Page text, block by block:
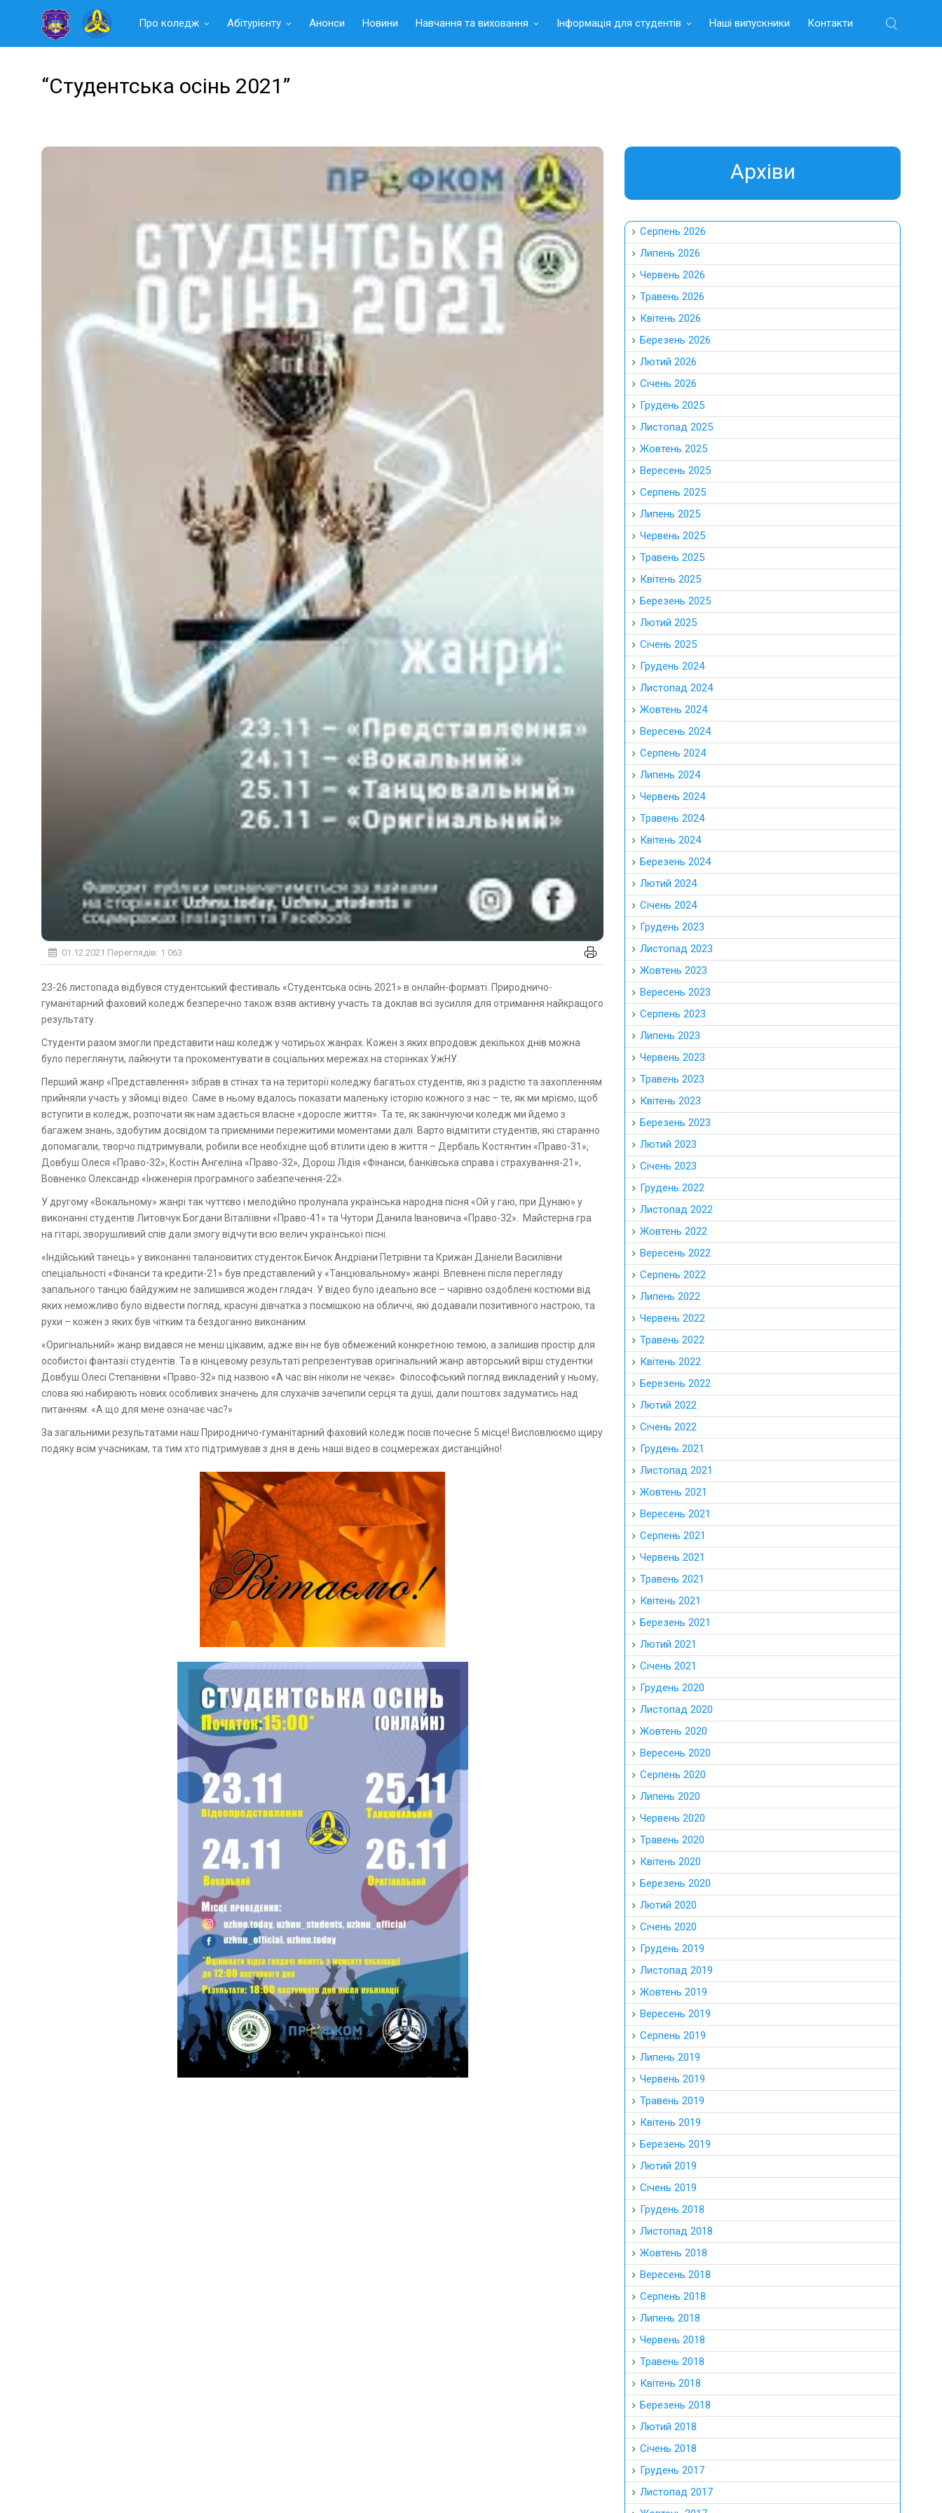
Читать
Про коледж Абітурієнту Анонси Новини Навчання та виховання Інформація для студентів Наші випускники Контакти
“Студентська осінь 2021”
01.12.2021 Переглядів: 1 063
23-26 листопада відбувся студентський фестиваль «Студентська осінь 2021» в онлайн-форматі. Природничо-
гуманітарний фаховий коледж безперечно також взяв активну участь та доклав всі зусилля для отримання найкращого
результату.
Студенти разом змогли представити наш коледж у чотирьох жанрах. Кожен з яких впродовж декількох днів можна
було переглянути, лайкнути та прокоментувати в соціальних мережах на сторінках УжНУ.
Перший жанр «Представлення» зібрав в стінах та на території коледжу багатьох студентів, які з радістю та захопленням
прийняли участь у зйомці відео. Саме в ньому вдалось показати маленьку історію кожного з нас – те, як ми мріємо, щоб
вступити в коледж, розпочати як нам здається власне «доросле життя». Та те, як закінчуючи коледж ми йдемо з
багажем знань, здобутим досвідом та приємними пережитими моментами далі. Варто відмітити студентів, які старанно
допомагали, творчо підтримували, робили все необхідне щоб втілити ідею в життя – Дербаль Костянтин «Право-31»,
Довбуш Олеся «Право-32», Костін Ангеліна «Право-32», Дорош Лідія «Фінанси, банківська справа і страхування-21»,
Вовненко Олександр «Інженерія програмного забезпечення-22».
У другому «Вокальному» жанрі так чуттєво і мелодійно пролунала українська народна пісня «Ой у гаю, при Дунаю» у
виконанні студентів Литовчук Богдани Віталіївни «Право-41» та Чутори Данила Івановича «Право-32». Майстерна гра
на гітарі, зворушливий спів дали змогу відчути всю велич української пісні.
«Індійський танець» у виконанні талановитих студенток Бичок Андріани Петрівни та Крижан Даніели Василівни
спеціальності «Фінанси та кредити-21» був представлений у «Танцювальному» жанрі. Впевнені після перегляду
запального танцю байдужим не залишився жоден глядач. У відео було ідеально все – чарівно оздоблені костюми від
яких неможливо було відвести погляд, красуні дівчатка з посмішкою на обличчі, які додавали позитивного настрою, та
рухи – кожен з яких був чітким та бездоганно виконаним.
«Оригінальний» жанр видався не менш цікавим, адже він не був обмежений конкретною темою, а залишив простір для
особистої фантазії студентів. Та в кінцевому результаті репрезентував оригінальний жанр авторський вірш студентки
Довбуш Олесі Степанівни «Право-32» під назвою «А час він ніколи не чекає». Філософський погляд викладений у ньому,
слова які набирають нових особливих значень для слухачів зачепили серця та душі, дали поштовх задуматись над
питанням: «А що для мене означає час?»
За загальними результатами наш Природничо-гуманітарний фаховий коледж посів почесне 5 місце! Висловлюємо щиру
подяку всім учасникам, та тим хто підтримував з дня в день наші відео в соцмережах дистанційно!
Aрхіви
Серпень 2026
Липень 2026
Червень 2026
Травень 2026
Квітень 2026
Березень 2026
Лютий 2026
Січень 2026
Грудень 2025
Листопад 2025
Жовтень 2025
Вересень 2025
Серпень 2025
Липень 2025
Червень 2025
Травень 2025
Квітень 2025
Березень 2025
Лютий 2025
Січень 2025
Грудень 2024
Листопад 2024
Жовтень 2024
Вересень 2024
Серпень 2024
Липень 2024
Червень 2024
Травень 2024
Квітень 2024
Березень 2024
Лютий 2024
Січень 2024
Грудень 2023
Листопад 2023
Жовтень 2023
Вересень 2023
Серпень 2023
Липень 2023
Червень 2023
Травень 2023
Квітень 2023
Березень 2023
Лютий 2023
Січень 2023
Грудень 2022
Листопад 2022
Жовтень 2022
Вересень 2022
Серпень 2022
Липень 2022
Червень 2022
Травень 2022
Квітень 2022
Березень 2022
Лютий 2022
Січень 2022
Грудень 2021
Листопад 2021
Жовтень 2021
Вересень 2021
Серпень 2021
Червень 2021
Травень 2021
Квітень 2021
Березень 2021
Лютий 2021
Січень 2021
Грудень 2020
Листопад 2020
Жовтень 2020
Вересень 2020
Серпень 2020
Липень 2020
Червень 2020
Травень 2020
Квітень 2020
Березень 2020
Лютий 2020
Січень 2020
Грудень 2019
Листопад 2019
Жовтень 2019
Вересень 2019
Серпень 2019
Липень 2019
Червень 2019
Травень 2019
Квітень 2019
Березень 2019
Лютий 2019
Січень 2019
Грудень 2018
Листопад 2018
Жовтень 2018
Вересень 2018
Серпень 2018
Липень 2018
Червень 2018
Травень 2018
Квітень 2018
Березень 2018
Лютий 2018
Січень 2018
Грудень 2017
Листопад 2017